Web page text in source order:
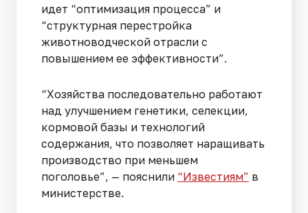
идет “оптимизация процесса” и
“структурная перестройка
животноводческой отрасли с
повышением ее эффективности”.
“Хозяйства последовательно работают
над улучшением генетики, селекции,
кормовой базы и технологий
содержания, что позволяет наращивать
производство при меньшем
поголовье”, — пояснили “Известиям” в
министерстве.